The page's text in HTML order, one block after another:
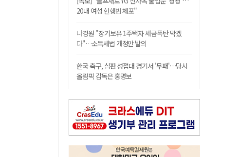
20대 여성 현행범 체포"
나경원 "장기보유 1주택자 세금폭탄 막겠
다"…소득세법 개정안 발의
한국 축구, 심판 성접대 경기서 '무패'…당시
올림픽 감독은 홍명보